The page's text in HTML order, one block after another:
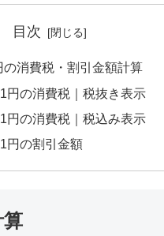
目次
の消費税・割引金額計算
円の消費税｜税抜き表示
円の消費税｜税込み表示
円の割引金額
算